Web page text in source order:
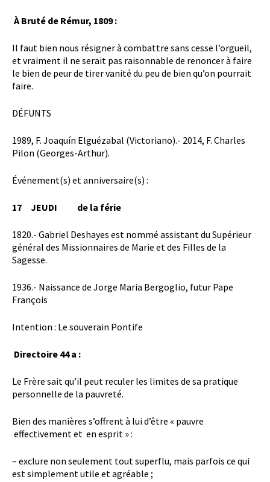
À Bruté de Rémur, 1809 :
Il faut bien nous résigner à combattre sans cesse l’orgueil,
et vraiment il ne serait pas raisonnable de renoncer à faire
le bien de peur de tirer vanité du peu de bien qu’on pourrait
faire.
DÉFUNTS
1989, F. Joaquín Elguézabal (Victoriano).- 2014, F. Charles
Pilon (Georges-Arthur).
Événement(s) et anniversaire(s) :
17 JEUDI de la férie
1820.- Gabriel Deshayes est nommé assistant du Supérieur
général des Missionnaires de Marie et des Filles de la
Sagesse.
1936.- Naissance de Jorge Maria Bergoglio, futur Pape
François
Intention : Le souverain Pontife
Directoire 44 a :
Le Frère sait qu’il peut reculer les limites de sa pratique
personnelle de la pauvreté.
Bien des manières s’offrent à lui d’être « pauvre
effectivement et en esprit » :
– exclure non seulement tout superflu, mais parfois ce qui
est simplement utile et agréable ;